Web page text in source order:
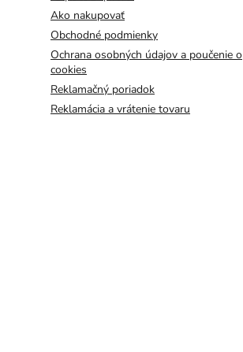
Ako nakupovať
Obchodné podmienky
Ochrana osobných údajov a poučenie o
cookies
Reklamačný poriadok
Reklamácia a vrátenie tovaru